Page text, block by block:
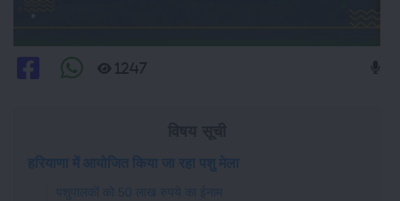
1247
हरियाणा में आयोजित किया जा रहा पशु मेला
पशुपालकों को 50 लाख रुपये का ईनाम